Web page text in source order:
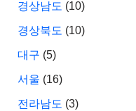
경상남도 (10)
경상북도 (10)
대구 (5)
서울 (16)
전라남도 (3)